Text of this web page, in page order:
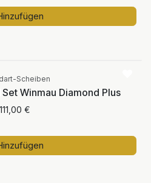
Scheiben
Winmau Diamond Plus
111,00 €